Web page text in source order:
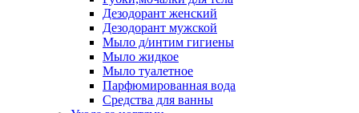
Дезодорант женский
Дезодорант мужской
Мыло д/интим гигиены
Мыло жидкое
Мыло туалетное
Парфюмированная вода
Средства для ванны